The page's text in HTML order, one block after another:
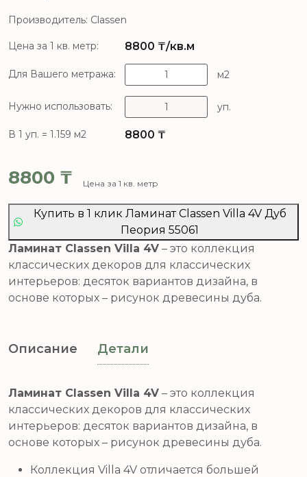
Производитель: Classen
Цена за 1 кв. метр: 8800 ₸/кв.м
Для Вашего метража: м2
Нужно использовать: уп.
В 1 уп. = 1.159 м2 8800 ₸
8800 ₸ Цена за 1 кв. метр
Купить в 1 клик Ламинат Classen Villa 4V Дуб
Пеория 55061
Ламинат Classen Villa 4V – это коллекция
классических декоров для классических
интерьеров: десяток вариантов дизайна, в
основе которых – рисунок древесины дуба.
Описание Детали
Ламинат Classen Villa 4V – это коллекция
классических декоров для классических
интерьеров: десяток вариантов дизайна, в
основе которых – рисунок древесины дуба.
Коллекция Villa 4V отличается большей